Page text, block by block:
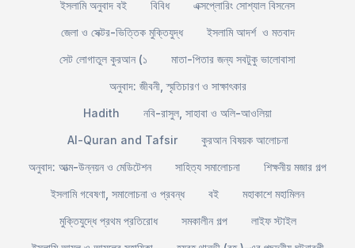
ইসলামি অনুবাদ বই
বিবিধ
এক্সপ্লোরিং সোশ্যাল বিসনেস
জেলা ও সেক্টর-ভিত্তিক মুক্তিযুদ্ধ
ইসলামি আদর্শ ও মতবাদ
সেট লোগাতুল কুরআন (১
মাতা-পিতার জন্য সবটুকু ভালোবাসা
অনুবাদ: জীবনী, স্মৃতিচারণ ও সাক্ষাৎকার
Hadith
নবি-রাসুল, সাহাবা ও অলি-আওলিয়া
Al-Quran and Tafsir
কুরআন বিষয়ক আলোচনা
অনুবাদ: আত্ম-উন্নয়ন ও মেডিটেশন
সাহিত্য সমালোচনা
শিক্ষনীয় মজার গল্প
ইসলামি গবেষণা, সমালোচনা ও প্রবন্ধ
বই
মহাকাশে মহামিলন
মুক্তিযুদ্ধে প্রথম প্রতিরোধ
সমকালীন গল্প
লাইফ স্টাইল